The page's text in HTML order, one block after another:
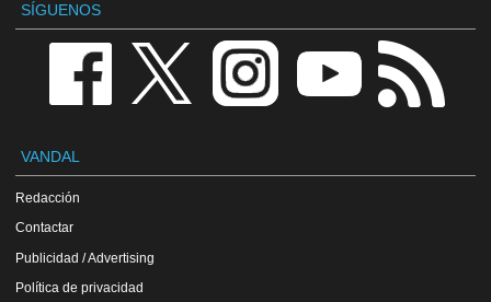
SÍGUENOS
VANDAL
Redacción
Contactar
Publicidad / Advertising
Política de privacidad